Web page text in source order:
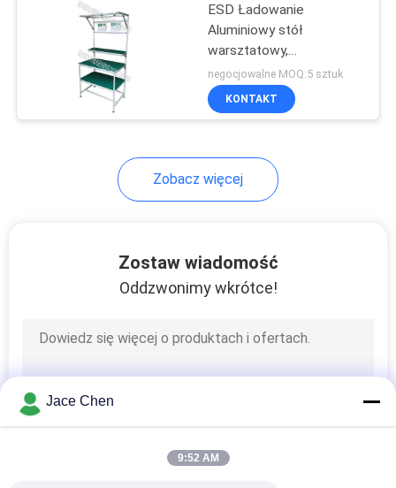
Track
Łączniki do rur
ESD Ładowanie
Aluminiowy stół
warsztatowy,
zdejmowany na
niestandardowe półki
negocjowalne MOQ:5 sztuk
KONTAKT
Zobacz więcej
Zostaw wiadomość
Oddzwonimy wkrótce!
Jace Chen
9:52 AM